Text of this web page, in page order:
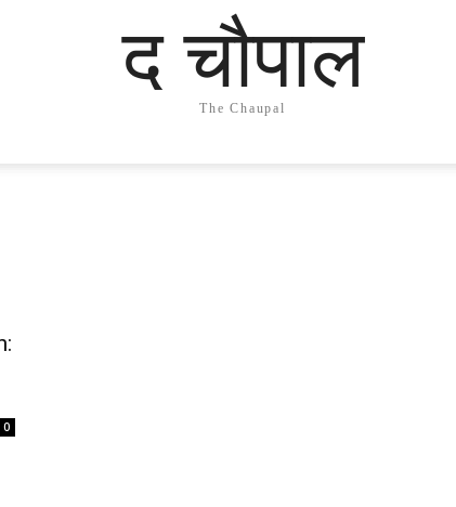
द चौपाल
The Chaupal
0